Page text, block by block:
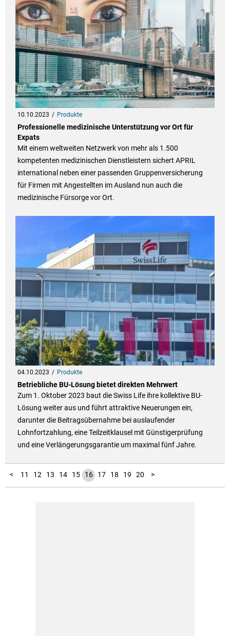
10.10.2023 Produkte
Professionelle medizinische Unterstützung vor Ort für
Expats
Mit einem weltweiten Netzwerk von mehr als 1.500
kompetenten medizinischen Dienstleistern sichert APRIL
international neben einer passenden Gruppenversicherung
für Firmen mit Angestellten im Ausland nun auch die
medizinische Fürsorge vor Ort.
04.10.2023 Produkte
Betriebliche BU-Lösung bietet direkten Mehrwert
Zum 1. Oktober 2023 baut die Swiss Life ihre kollektive BU-
Lösung weiter aus und führt attraktive Neuerungen ein,
darunter die Beitragsübernahme bei auslaufender
Lohnfortzahlung, eine Teilzeitklausel mit Günstigerprüfung
und eine Verlängerungsgarantie um maximal fünf Jahre.
<
1
2
3
4
5
6
7
8
9
10 11 12 13 14 15 16 17 18 19 20
21
22
23
24
25
26
27
28
29
30
31
32
33
34
35
36
37
38
39
40
41
42
43
44
45
46
47
48
49
50
51
52
53
54
55
56
57
58
59
60
61
62
63
64
65
66
67
68
69
70
71
72
73
74
75
76
77
78
79
80
81
82
83
84
85
86
87
88
89
90
91
92
93
94
95
96
97
98
99
100
101
102
103
104 >